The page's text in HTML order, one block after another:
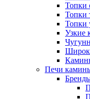
Топки
Топки
Топки
Узкие
Печи